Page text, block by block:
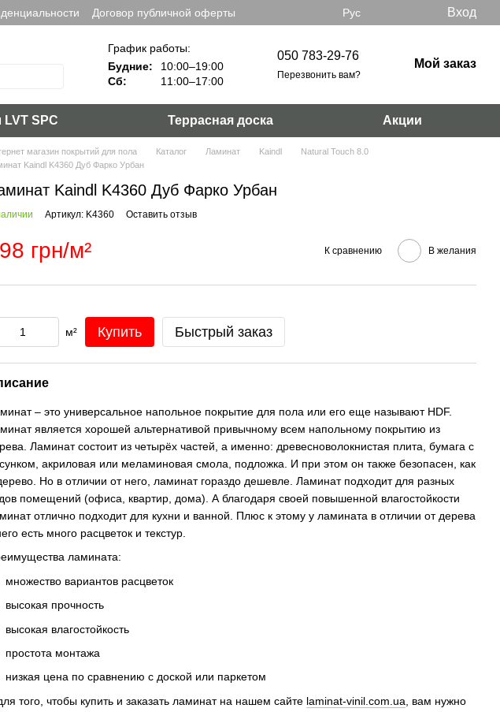
Договор публичной оферты Рус Вход
График работы:
Будние:
10:00–19:00
Сб:
11:00–17:00
050 783-29-76
Перезвонить вам?
Мой заказ
SPC Террасная доска Акции
магазин покрытий для пола Каталог Ламинат Kaindl
Natural Touch 8.0
Kaindl K4360 Дуб Фарко Урбан
Kaindl K4360 Дуб Фарко Урбан
Артикул: K4360 Оставить отзыв
грн/м² К сравнению В желания
м² Купить Быстрый заказ
– это универсальное напольное покрытие для пола или его еще называют HDF.
является хорошей альтернативой привычному всем напольному покрытию из
Ламинат состоит из четырёх частей, а именно: древесноволокнистая плита, бумага с
акриловая или меламиновая смола, подложка. И при этом он также безопасен, как
Но в отличии от него, ламинат гораздо дешевле. Ламинат подходит для разных
помещений (офиса, квартир, дома). А благодаря своей повышенной влагостойкости
отлично подходит для кухни и ванной. Плюс к этому у ламината в отличии от дерева
есть много расцветок и текстур.
ламината:
множество вариантов расцветок
высокая прочность
высокая влагостойкость
простота монтажа
низкая цена по сравнению с доской или паркетом
того, чтобы купить и заказать ламинат на нашем сайте laminat-vinil.com.ua , вам нужно